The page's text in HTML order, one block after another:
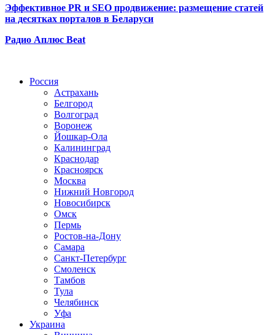
Эффективное PR и SEO продвижение: размещение статей
на десятках порталов в Беларуси
Радио Аплюс Beat
Россия
Астрахань
Белгород
Волгоград
Воронеж
Йошкар-Ола
Калининград
Краснодар
Красноярск
Москва
Нижний Новгород
Новосибирск
Омск
Пермь
Ростов-на-Дону
Самара
Санкт-Петербург
Смоленск
Тамбов
Тула
Челябинск
Уфа
Украина